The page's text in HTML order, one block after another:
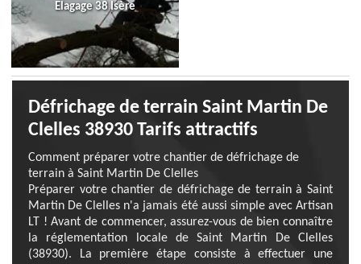
Elagage 38 Isère
Défrichage de terrain Saint Martin De
Clelles 38930 Tarifs attractifs
Comment préparer votre chantier de défrichage de
terrain à Saint Martin De Clelles
Préparer votre chantier de défrichage de terrain à Saint
Martin De Clelles n'a jamais été aussi simple avec Artisan
LT ! Avant de commencer, assurez-vous de bien connaître
la réglementation locale de Saint Martin De Clelles
(38930). La première étape consiste à effectuer une